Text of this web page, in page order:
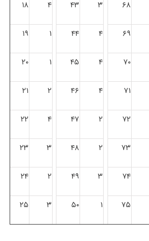
۶۸ ۳ ۴۳ ۴ ۱۸
۶۹ ۴ ۴۴ ۱ ۱۹
۷۰ ۴ ۴۵ ۱ ۲۰
۷۱ ۴ ۴۶ ۲ ۲۱
۷۲ ۲ ۴۷ ۴ ۲۲
۷۳ ۲ ۴۸ ۳ ۲۳
۷۴ ۳ ۴۹ ۲ ۲۴
۷۵ ۱ ۵۰ ۳ ۲۵